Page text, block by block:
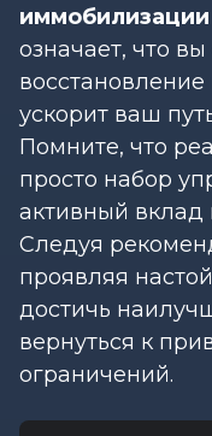
означает, что
ускорит ваш
Помните, что
просто набор
активный вклад
Следуя
проявляя
достичь
вернуться к
ограничений.